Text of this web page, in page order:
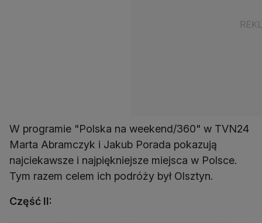
W programie "Polska na weekend/360" w TVN24
Marta Abramczyk i Jakub Porada pokazują
najciekawsze i najpiękniejsze miejsca w Polsce.
Tym razem celem ich podróży był Olsztyn.
Część II: